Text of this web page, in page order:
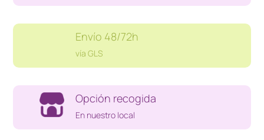
Envío 48/72h
vía GLS
Opción recogida
En nuestro local